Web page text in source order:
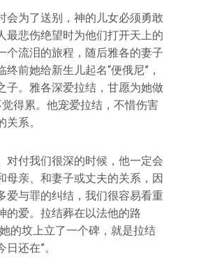
会为了送别，神的儿女必须勇敢
最悲伤绝望时为他们打开天上的
个流泪的旅程，随后雅各的妻子
终前她给新生儿起名“便俄尼”，
子。雅各深爱拉结，甘愿为她做
得累。他宠爱拉结，不惜伤害
系。
对付我们很深的时候，他一定会
母亲、和妻子或丈夫的关系，因
爱与罪的纠结，我们很容易看重
的爱。拉结葬在以法他的路
的坟上立了一个碑，就是拉结
还在”。